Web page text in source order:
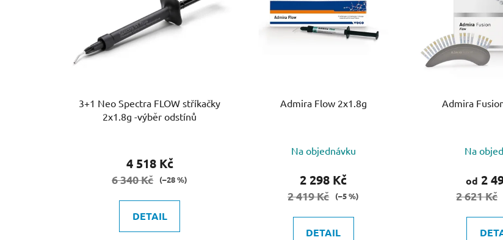
3+1 Neo Spectra FLOW stříkačky
2x1.8g -výběr odstínů
4 518 Kč
6 340 Kč (–28 %)
DETAIL
Admira Flow 2x1.8g
Na objednávku
2 298 Kč
2 419 Kč (–5 %)
DETAIL
Na
od 2
2 621 Kč